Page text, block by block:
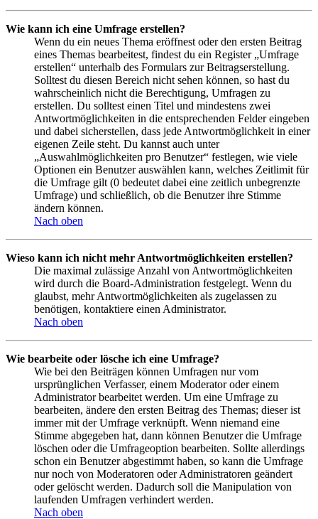
Wie kann ich eine Umfrage erstellen?
Wenn du ein neues Thema eröffnest oder den ersten Beitrag
eines Themas bearbeitest, findest du ein Register „Umfrage
erstellen“ unterhalb des Formulars zur Beitragserstellung.
Solltest du diesen Bereich nicht sehen können, so hast du
wahrscheinlich nicht die Berechtigung, Umfragen zu
erstellen. Du solltest einen Titel und mindestens zwei
Antwortmöglichkeiten in die entsprechenden Felder eingeben
und dabei sicherstellen, dass jede Antwortmöglichkeit in einer
eigenen Zeile steht. Du kannst auch unter
„Auswahlmöglichkeiten pro Benutzer“ festlegen, wie viele
Optionen ein Benutzer auswählen kann, welches Zeitlimit für
die Umfrage gilt (0 bedeutet dabei eine zeitlich unbegrenzte
Umfrage) und schließlich, ob die Benutzer ihre Stimme
ändern können.
Nach oben
Wieso kann ich nicht mehr Antwortmöglichkeiten erstellen?
Die maximal zulässige Anzahl von Antwortmöglichkeiten
wird durch die Board-Administration festgelegt. Wenn du
glaubst, mehr Antwortmöglichkeiten als zugelassen zu
benötigen, kontaktiere einen Administrator.
Nach oben
Wie bearbeite oder lösche ich eine Umfrage?
Wie bei den Beiträgen können Umfragen nur vom
ursprünglichen Verfasser, einem Moderator oder einem
Administrator bearbeitet werden. Um eine Umfrage zu
bearbeiten, ändere den ersten Beitrag des Themas; dieser ist
immer mit der Umfrage verknüpft. Wenn niemand eine
Stimme abgegeben hat, dann können Benutzer die Umfrage
löschen oder die Umfrageoption bearbeiten. Sollte allerdings
schon ein Benutzer abgestimmt haben, so kann die Umfrage
nur noch von Moderatoren oder Administratoren geändert
oder gelöscht werden. Dadurch soll die Manipulation von
laufenden Umfragen verhindert werden.
Nach oben